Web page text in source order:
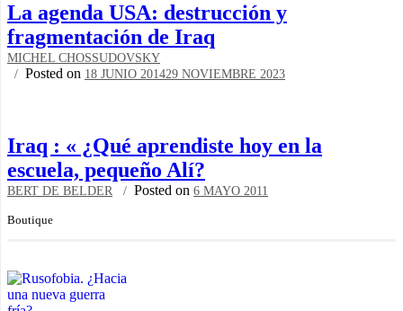
La agenda USA: destrucción y
fragmentación de Iraq
MICHEL CHOSSUDOVSKY
Posted on 18 JUNIO 201429 NOVIEMBRE 2023
Iraq : « ¿Qué aprendiste hoy en la
escuela, pequeño Alí?
BERT DE BELDER Posted on 6 MAYO 2011
Boutique